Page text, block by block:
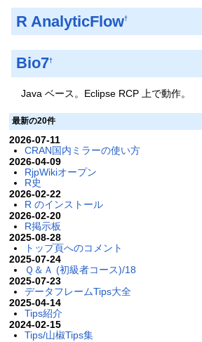
R AnalyticFlow†
Bio7†
Java ベース。Eclipse RCP 上で動作。
最新の20件
2026-07-11
CRAN国内ミラーの使い方
2026-04-09
RjpWikiオープン
R史
2026-02-22
R のインストール
2026-02-20
R掲示板
2025-08-28
トップ頁へのコメント
2025-07-24
Ｑ＆Ａ (初級者コース)/18
2025-07-23
データフレームTips大全
2025-04-14
Tips紹介
2024-02-15
Tips/山椒Tips集